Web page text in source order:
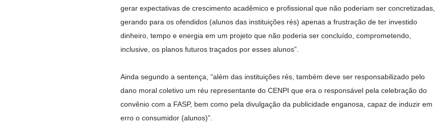
gerar expectativas de crescimento acadêmico e profissional que não poderiam ser concretizadas,
gerando para os ofendidos (alunos das instituições rés) apenas a frustração de ter investido
dinheiro, tempo e energia em um projeto que não poderia ser concluído, comprometendo,
inclusive, os planos futuros traçados por esses alunos”.
Ainda segundo a sentença, “além das instituições rés, também deve ser responsabilizado pelo
dano moral coletivo um réu representante do CENPI que era o responsável pela celebração do
convênio com a FASP, bem como pela divulgação da publicidade enganosa, capaz de induzir em
erro o consumidor (alunos)”.